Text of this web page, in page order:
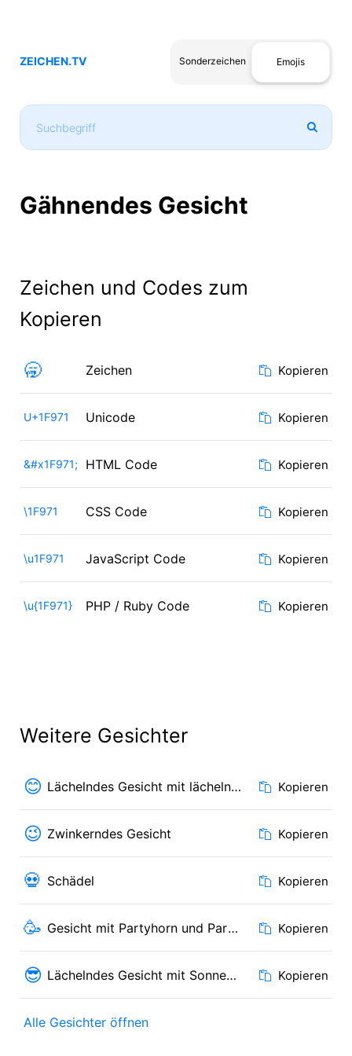
ZEICHEN.TV Sonderzeichen Emojis
Gähnendes Gesicht
Zeichen und Codes zum
Kopieren
🥱 Zeichen Kopieren
U+1F971 Unicode Kopieren
&#x1F971; HTML Code Kopieren
\1F971 CSS Code Kopieren
\u1F971 JavaScript Code Kopieren
\u{1F971} PHP / Ruby Code Kopieren
Weitere Gesichter
😊 Lächelndes Gesicht mit lächelnden Augen Kopieren
😉 Zwinkerndes Gesicht Kopieren
💀 Schädel Kopieren
🥳 Gesicht mit Partyhorn und Partyhut Kopieren
😎 Lächelndes Gesicht mit Sonnenbrille Kopieren
Alle Gesichter öffnen